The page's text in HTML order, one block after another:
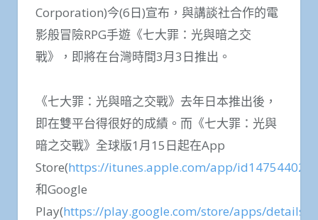
Corporation)今(6日)宣布，與講談社合作的電
影般冒險RPG手遊《七大罪：光與暗之交
戰》，即將在台灣時間3月3日推出。
《七大罪：光與暗之交戰》去年日本推出後，
即在雙平台得很好的成績。而《七大罪：光與
暗之交戰》全球版1月15日起在App
Store(https://itunes.apple.com/app/
和Google
Play(https://play.google.com/store/apps/details?